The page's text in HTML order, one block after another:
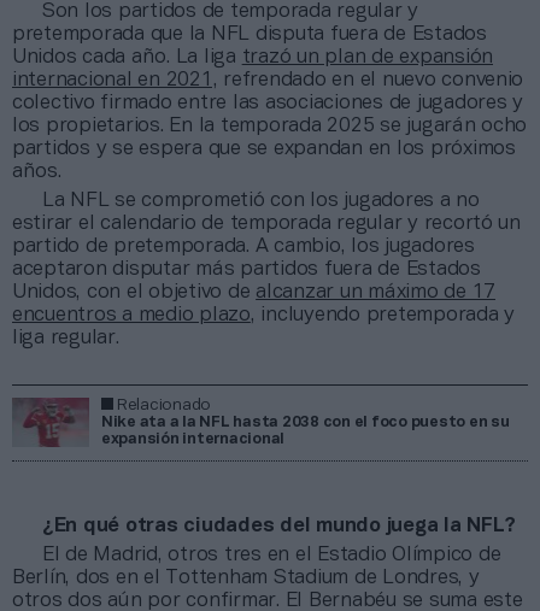
Son los partidos de temporada regular y
pretemporada que la NFL disputa fuera de Estados
Unidos cada año. La liga trazó un plan de expansión
internacional en 2021, refrendado en el nuevo convenio
colectivo firmado entre las asociaciones de jugadores y
los propietarios. En la temporada 2025 se jugarán ocho
partidos y se espera que se expandan en los próximos
años.
La NFL se comprometió con los jugadores a no
estirar el calendario de temporada regular y recortó un
partido de pretemporada. A cambio, los jugadores
aceptaron disputar más partidos fuera de Estados
Unidos, con el objetivo de alcanzar un máximo de 17
encuentros a medio plazo, incluyendo pretemporada y
liga regular.
Relacionado
Nike ata a la NFL hasta 2038 con el foco puesto en su
expansión internacional
¿En qué otras ciudades del mundo juega la NFL?
El de Madrid, otros tres en el Estadio Olímpico de
Berlín, dos en el Tottenham Stadium de Londres, y
otros dos aún por confirmar. El Bernabéu se suma este